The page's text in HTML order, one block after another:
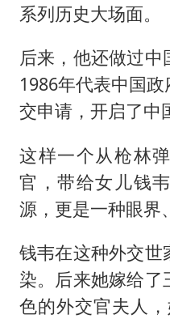
系列历史大场面。
后来，他还做过中
1986年代表中国
交申请，开启了中
这样一个从枪林
官，带给女儿钱
源，更是一种眼界
钱韦在这种外交世
染。后来她嫁给了
色的外交官夫人